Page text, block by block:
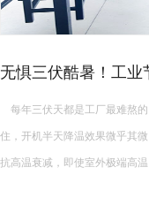
蒸发冷省电空调主
蒸发冷省电空调主要几个地方在用电 蒸发冷省电空调主要在以下几个地方通过节约电能来降
发冷却技术：蒸发冷省电空调
式相较于传统的压缩制冷技术，